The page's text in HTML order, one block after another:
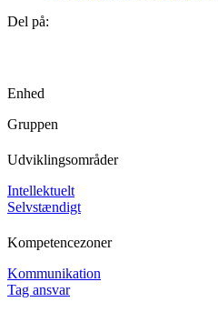
Del på:
Enhed
Gruppen
Udviklingsområder
Intellektuelt
Selvstændigt
Kompetencezoner
Kommunikation
Tag ansvar